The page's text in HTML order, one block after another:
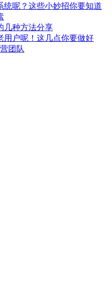
统呢？这些小妙招你要知道
几种方法分享
用户呢！这几点你要做好
团队